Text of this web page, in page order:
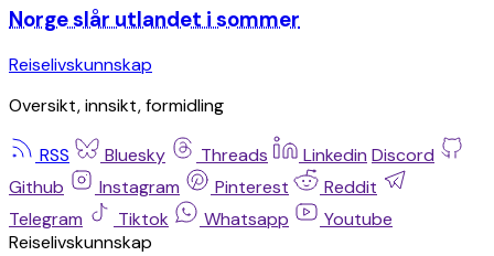
Norge slår utlandet i sommer
Reiselivskunnskap
Oversikt, innsikt, formidling
RSS Bluesky Threads Linkedin Discord
Github
Instagram Pinterest
Reddit
Telegram
Tiktok Whatsapp
Youtube
Reiselivskunnskap